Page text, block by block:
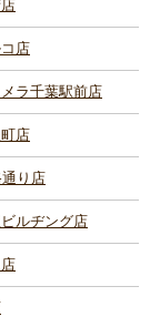
店
ラ千葉駅前店
店
り店
ルヂング店